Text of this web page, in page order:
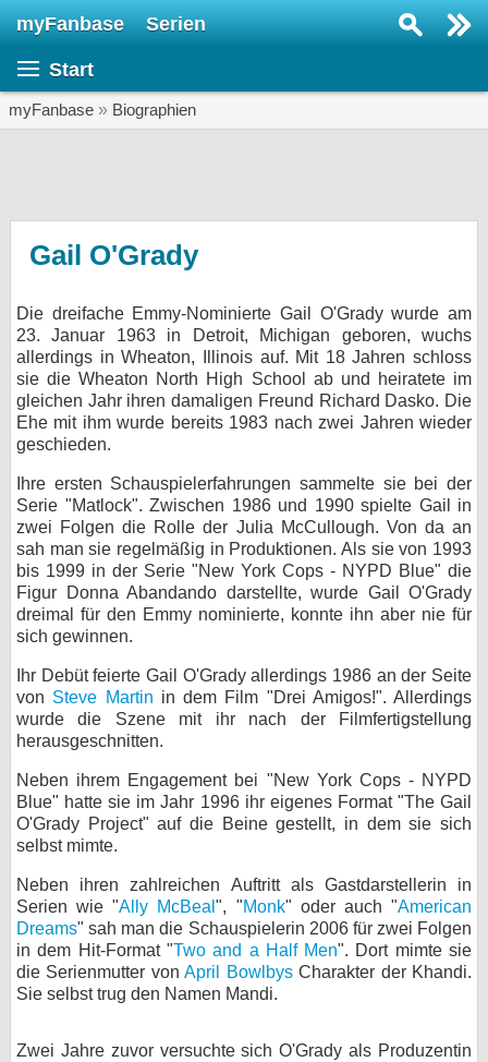
myFanbase Serien
Start
myFanbase » Biographien
Gail O'Grady
Die dreifache Emmy-Nominierte Gail O'Grady wurde am
23. Januar 1963 in Detroit, Michigan geboren, wuchs
allerdings in Wheaton, Illinois auf. Mit 18 Jahren schloss
sie die Wheaton North High School ab und heiratete im
gleichen Jahr ihren damaligen Freund Richard Dasko. Die
Ehe mit ihm wurde bereits 1983 nach zwei Jahren wieder
geschieden.
Ihre ersten Schauspielerfahrungen sammelte sie bei der
Serie "Matlock". Zwischen 1986 und 1990 spielte Gail in
zwei Folgen die Rolle der Julia McCullough. Von da an
sah man sie regelmäßig in Produktionen. Als sie von 1993
bis 1999 in der Serie "New York Cops - NYPD Blue" die
Figur Donna Abandando darstellte, wurde Gail O'Grady
dreimal für den Emmy nominierte, konnte ihn aber nie für
sich gewinnen.
Ihr Debüt feierte Gail O'Grady allerdings 1986 an der Seite
von Steve Martin in dem Film "Drei Amigos!". Allerdings
wurde die Szene mit ihr nach der Filmfertigstellung
herausgeschnitten.
Neben ihrem Engagement bei "New York Cops - NYPD
Blue" hatte sie im Jahr 1996 ihr eigenes Format "The Gail
O'Grady Project" auf die Beine gestellt, in dem sie sich
selbst mimte.
Neben ihren zahlreichen Auftritt als Gastdarstellerin in
Serien wie "Ally McBeal", "Monk" oder auch "American
Dreams" sah man die Schauspielerin 2006 für zwei Folgen
in dem Hit-Format "Two and a Half Men". Dort mimte sie
die Serienmutter vonApril BowlbysCharakter der Khandi.
Sie selbst trug den Namen Mandi.
Zwei Jahre zuvor versuchte sich O'Grady als Produzentin
KULTUR
Specials
SERVICE
Gewinnspiele
bei X
bei Facebook
Nutzungsbedingungen
Datenschutz
Cookie-Einstellungen
Impressum
myFanbase